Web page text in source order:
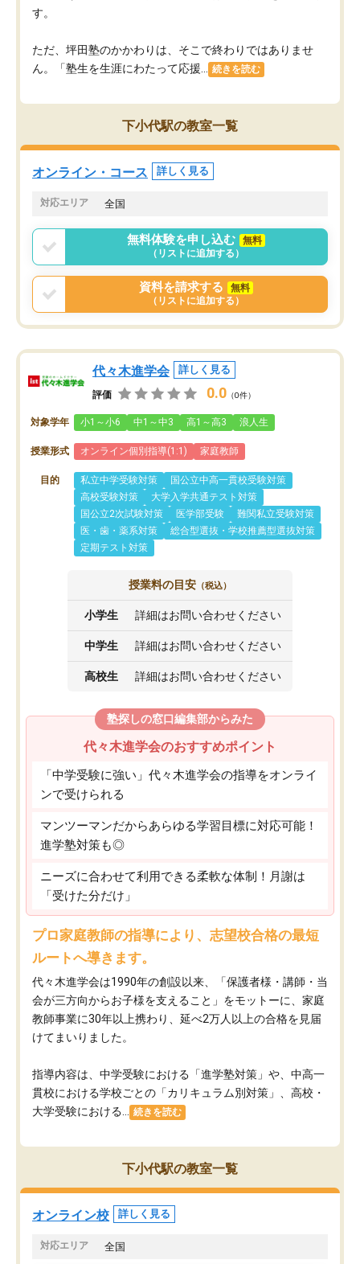
す。
ただ、坪田塾のかかわりは、そこで終わりではありませ
ん。「塾生を生涯にわたって応援...
続きを読む
下小代駅の教室一覧
オンライン・コース 詳しく見る
対応エリア 全国
無料体験を申し込む
無料
（リストに追加する）
資料を請求する
無料
（リストに追加する）
代々木進学会 詳しく見る
評価 0.0 （0件）
対象学年 小1～小6 中1～中3 高1～高3 浪人生
授業形式 オンライン個別指導(1:1) 家庭教師
目的 私立中学受験対策
国公立中高一貫校受験対策
高校受験対策
大学入学共通テスト対策
国公立2次試験対策
医学部受験
難関私立受験対策
医・歯・薬系対策
総合型選抜・学校推薦型選抜対策
定期テスト対策
授業料の目安 （税込）
小学生 詳細はお問い合わせください
中学生 詳細はお問い合わせください
高校生 詳細はお問い合わせください
塾探しの窓口編集部からみた
代々木進学会のおすすめポイント
「中学受験に強い」代々木進学会の指導をオンライ
ンで受けられる
マンツーマンだからあらゆる学習目標に対応可能！
進学塾対策も◎
ニーズに合わせて利用できる柔軟な体制！月謝は
「受けた分だけ」
プロ家庭教師の指導により、志望校合格の最短
ルートへ導きます。
代々木進学会は1990年の創設以来、「保護者様・講師・当
会が三方向からお子様を支えること」をモットーに、家庭
教師事業に30年以上携わり、延べ2万人以上の合格を見届
けてまいりました。
指導内容は、中学受験における「進学塾対策」や、中高一
貫校における学校ごとの「カリキュラム別対策」、高校・
大学受験における...
続きを読む
下小代駅の教室一覧
オンライン校 詳しく見る
対応エリア 全国